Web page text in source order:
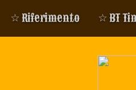
☆ Riferimento ☆ BT